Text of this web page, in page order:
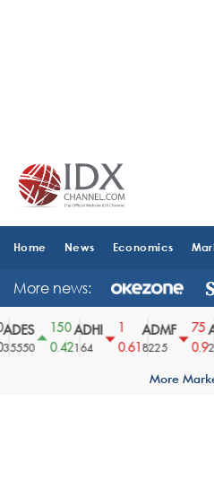
Home News Economics
More news:
150
0.42
ADHI
164
0.61
ADMF
8225
75
0.9
More